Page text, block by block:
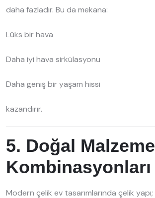
daha fazladır. Bu da mekana:
Lüks bir hava
Daha iyi hava sirkülasyonu
Daha geniş bir yaşam hissi
kazandırır.
5. Doğal Malzeme
Kombinasyonları
Modern çelik ev tasarımlarında çelik yapı;